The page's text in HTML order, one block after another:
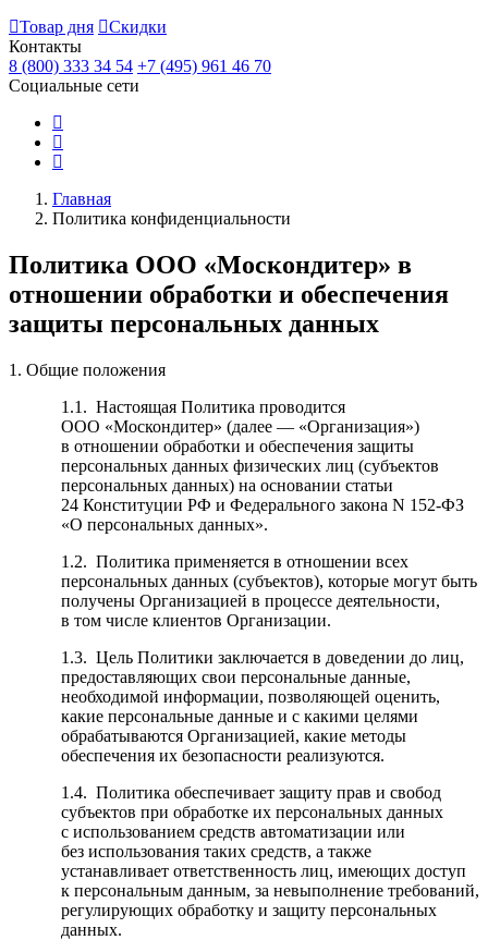
Товар дня
Скидки
Контакты
8 (800) 333 34 54 +7 (495) 961 46 70
Социальные сети
Главная
Политика конфиденциальности
Политика ООО «Москондитер» в
отношении обработки и обеспечения
защиты персональных данных
1. Общие положения
1.1. Настоящая Политика проводится
ООО «Москондитер» (далее — «Организация»)
в отношении обработки и обеспечения защиты
персональных данных физических лиц (субъектов
персональных данных) на основании статьи
24 Конституции РФ и Федерального закона N 152-ФЗ
«О персональных данных».
1.2. Политика применяется в отношении всех
персональных данных (субъектов), которые могут быть
получены Организацией в процессе деятельности,
в том числе клиентов Организации.
1.3. Цель Политики заключается в доведении до лиц,
предоставляющих свои персональные данные,
необходимой информации, позволяющей оценить,
какие персональные данные и с какими целями
обрабатываются Организацией, какие методы
обеспечения их безопасности реализуются.
1.4. Политика обеспечивает защиту прав и свобод
субъектов при обработке их персональных данных
с использованием средств автоматизации или
без использования таких средств, а также
устанавливает ответственность лиц, имеющих доступ
к персональным данным, за невыполнение требований,
регулирующих обработку и защиту персональных
данных.